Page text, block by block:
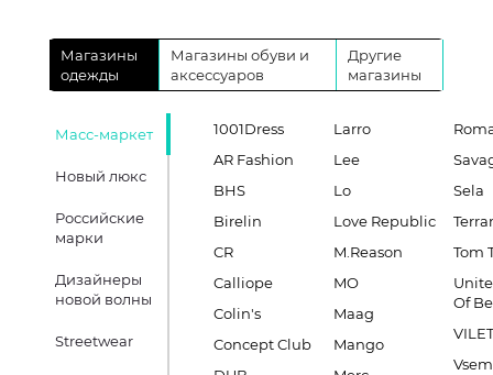
Магазины
одежды
Магазины обуви и
аксессуаров
Другие
магазины
Масс-маркет
Новый люкс
Российские
марки
Дизайнеры
новой волны
Streetwear
1001Dress
AR Fashion
BHS
Birelin
CR
Calliope
Colin's
Concept Club
Larro
Lee
Lo
Love Republic
M.Reason
MO
Maag
Mango
Sela
Tom
Of
VILET